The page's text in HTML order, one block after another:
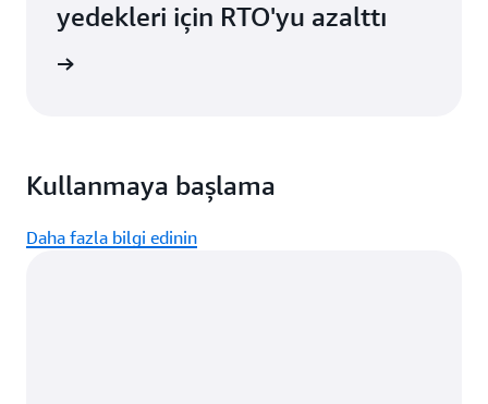
yedekleri için RTO'yu azalttı
Kullanmaya başlama
Daha fazla bilgi edinin